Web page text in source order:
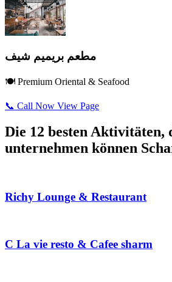
مطعم بريميم شيف
🍽️ Premium Oriental & Seafood
📞 Call Now View Page
Die 12 besten Aktivitäten,
unternehmen können
Richy Lounge & Restaurant
C La vie resto & Cafee sharm